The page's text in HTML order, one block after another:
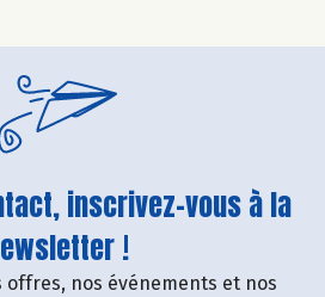
inscrivez-vous à la
!
offres, nos événements et nos